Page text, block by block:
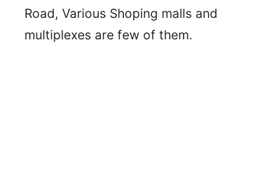
Road, Various Shoping malls and
multiplexes are few of them.